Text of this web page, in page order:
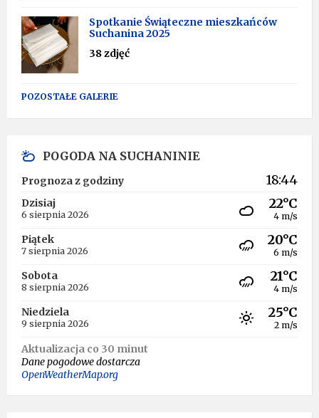
Spotkanie Świąteczne mieszkańców
Suchanina 2025
38 zdjęć
POZOSTAŁE GALERIE
POGODA NA SUCHANINIE
Prognoza z godziny 18:44
Dzisiaj
6 sierpnia 2026
22°C
4 m/s
Piątek
7 sierpnia 2026
20°C
6 m/s
Sobota
8 sierpnia 2026
21°C
4 m/s
Niedziela
9 sierpnia 2026
25°C
2 m/s
Aktualizacja co 30 minut
Dane pogodowe dostarcza
OpenWeatherMap.org